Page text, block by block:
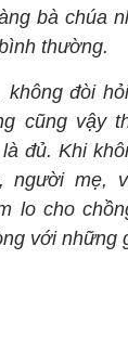
bà chúa
thường.
không đòi
cũng vậy
đủ. Khi
người mẹ,
lo cho
với những